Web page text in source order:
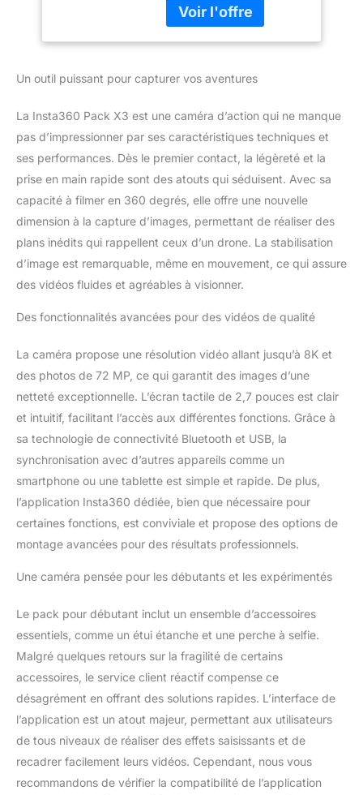
stabilisation, écran
tactile 2,29",
rétroaction de
IA, streaming
360°. Le tout nouveau
capteur 1/2" de la X3
capture l'action dans une
Prenez des photos à
niveau de détail plus
élevé que jamais.
Enregistrement et
recadrage à 360° :
enregistrez d'abord, puis
alignez les vidéos HDR
actives 5,7 K, les photos
72 MP et l'accéléré 8 K.
Choisissez votre
perspective préférée à
l'aide d'outils de
l'application Insta360
Découvrez la magie des
enregistrements à 360°.
Mode objectif unique 4K
: choisissez un objectif
pour filmer des photos
grand angle comme avec
une caméra d'action à
objectif unique. Vous
avez le choix entre une
résolution maximale en
4K 30 fps ou un champ
de vision extrêmement
MaxView. Vos
perspective de l'ego
fantastiques.
Stabilisation FlowState et
verrouillage de l'horizon
à 360° : la stabilisation
FlowState et les
algorithmes d'équilibrage
horizontal garantissent
des vidéos
incroyablement fluides.
Un outil puissant pour capturer vos aventures
La Insta360 Pack X3 est une caméra d’action qui ne manque
pas d’impressionner par ses caractéristiques techniques et
ses performances. Dès le premier contact, la légèreté et la
prise en main rapide sont des atouts qui séduisent. Avec sa
capacité à filmer en 360 degrés, elle offre une nouvelle
dimension à la capture d’images, permettant de réaliser des
plans inédits qui rappellent ceux d’un drone. La stabilisation
d’image est remarquable, même en mouvement, ce qui assure
des vidéos fluides et agréables à visionner.
Des fonctionnalités avancées pour des vidéos de qualité
La caméra propose une résolution vidéo allant jusqu’à 8K et
des photos de 72 MP, ce qui garantit des images d’une
netteté exceptionnelle. L’écran tactile de 2,7 pouces est clair
et intuitif, facilitant l’accès aux différentes fonctions. Grâce à
sa technologie de connectivité Bluetooth et USB, la
synchronisation avec d’autres appareils comme un
smartphone ou une tablette est simple et rapide. De plus,
l’application Insta360 dédiée, bien que nécessaire pour
certaines fonctions, est conviviale et propose des options de
montage avancées pour des résultats professionnels.
Une caméra pensée pour les débutants et les expérimentés
Le pack pour débutant inclut un ensemble d’accessoires
essentiels, comme un étui étanche et une perche à selfie.
Malgré quelques retours sur la fragilité de certains
accessoires, le service client réactif compense ce
désagrément en offrant des solutions rapides. L’interface de
l’application est un atout majeur, permettant aux utilisateurs
de tous niveaux de réaliser des effets saisissants et de
recadrer facilement leurs vidéos. Cependant, nous vous
recommandons de vérifier la compatibilité de l’application